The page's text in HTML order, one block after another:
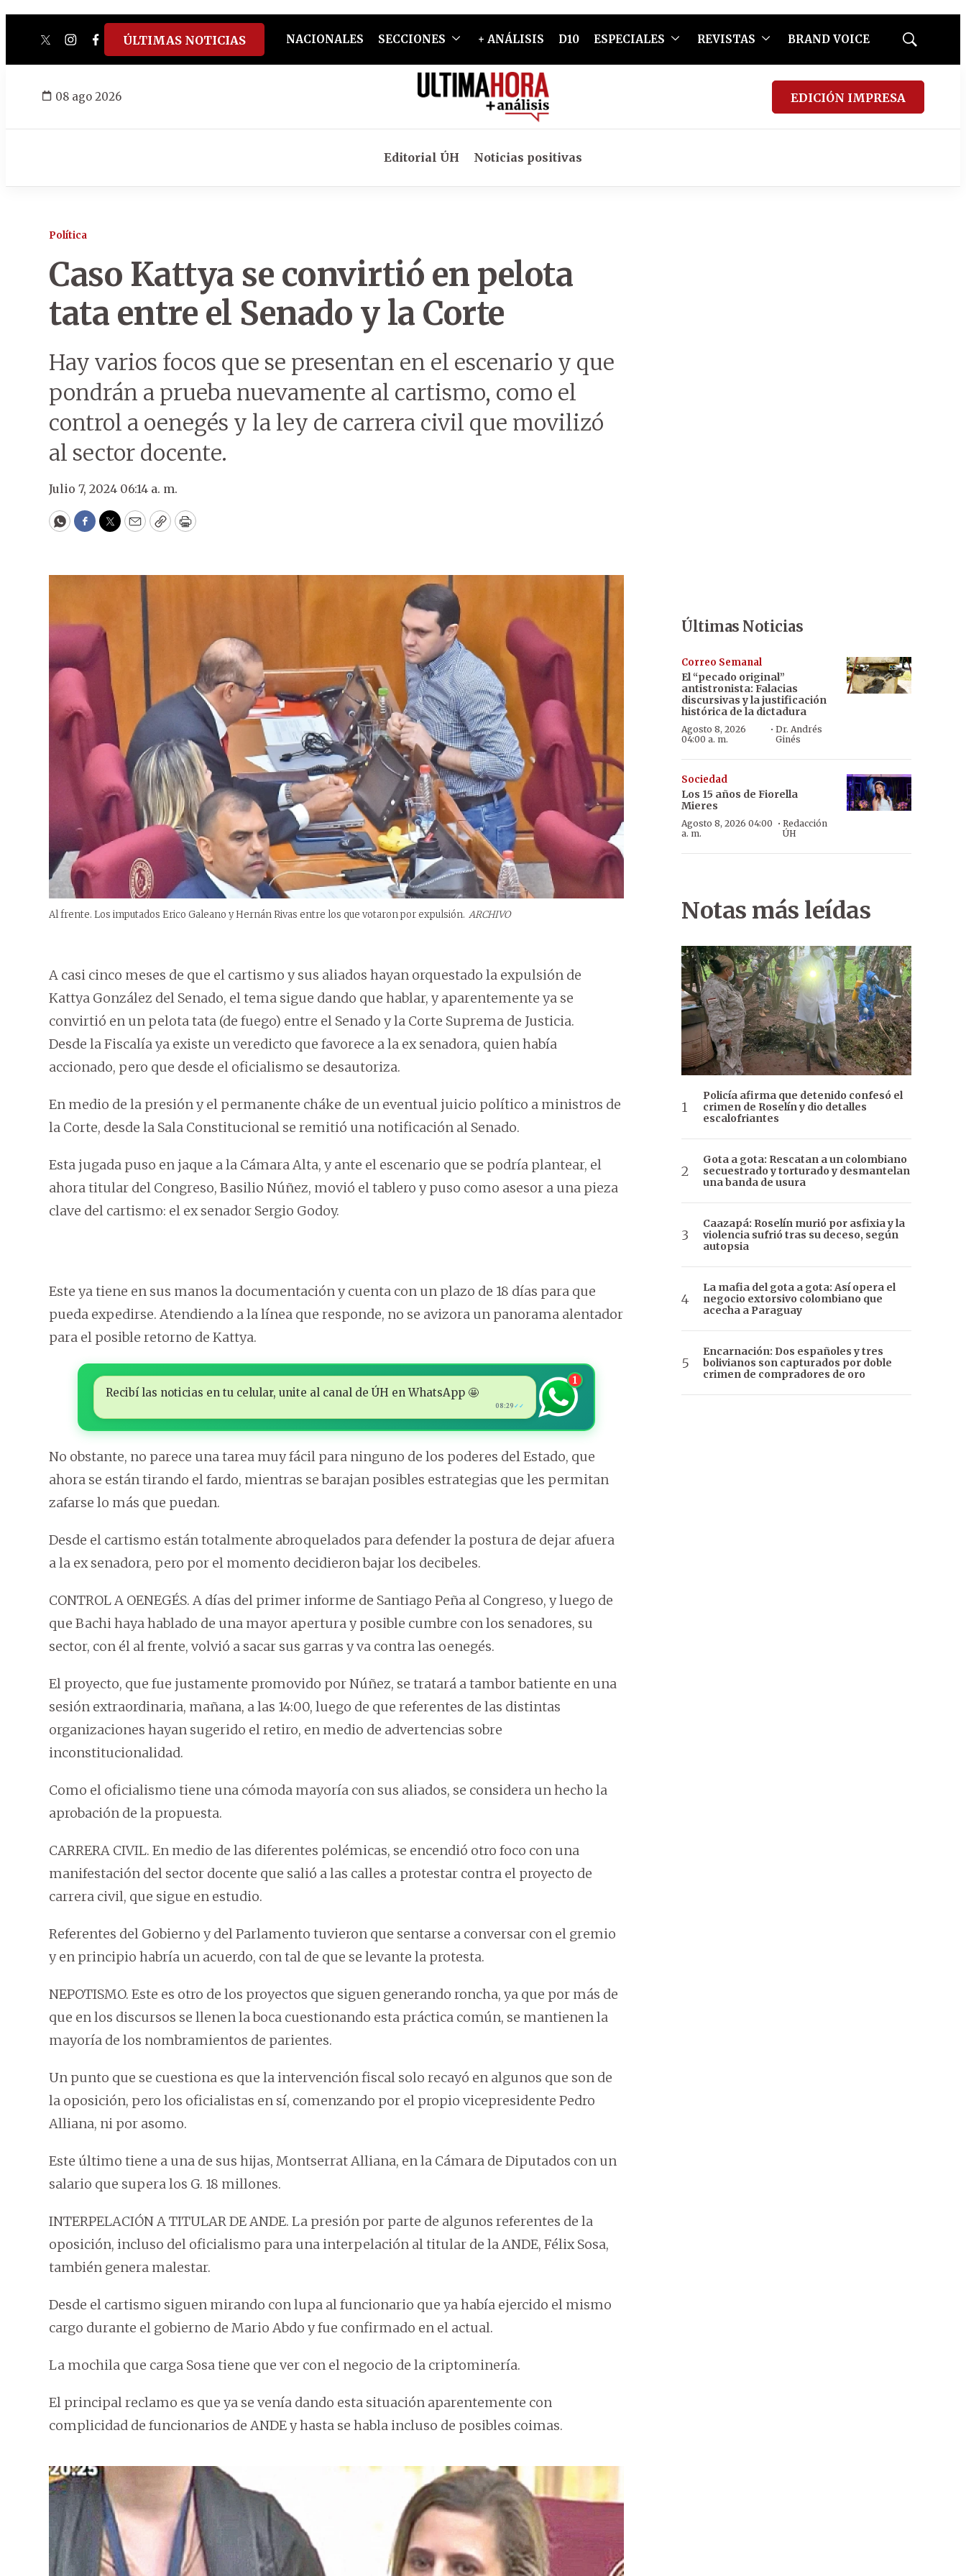
twitterinstagram
facebook
tiktokyoutube
spotify
ÚLTIMAS NOTICIAS NACIONALES SECCIONES + ANÁLISIS D10 ESPECIALES REVISTAS BRAND VOICE
Mostrar
08 ago 2026 EDICIÓN IMPRESA
Editorial ÚH Noticias positivas
Política
Caso Kattya se convirtió en pelota
tata entre el Senado y la Corte
Hay varios focos que se presentan en el escenario y que
pondrán a prueba nuevamente al cartismo, como el
control a oenegés y la ley de carrera civil que movilizó
al sector docente.
Julio 7, 2024 06:14 a. m.
WhatsApp
Facebook
Twitter
EmailCopyPrint
Al frente. Los imputados Erico Galeano y Hernán Rivas entre los que votaron por expulsión. ARCHIVO
A casi cinco meses de que el cartismo y sus aliados hayan orquestado la expulsión de
Kattya González del Senado, el tema sigue dando que hablar, y aparentemente ya se
convirtió en un pelota tata (de fuego) entre el Senado y la Corte Suprema de Justicia.
Desde la Fiscalía ya existe un veredicto que favorece a la ex senadora, quien había
accionado, pero que desde el oficialismo se desautoriza.
En medio de la presión y el permanente cháke de un eventual juicio político a ministros de
la Corte, desde la Sala Constitucional se remitió una notificación al Senado.
Esta jugada puso en jaque a la Cámara Alta, y ante el escenario que se podría plantear, el
ahora titular del Congreso, Basilio Núñez, movió el tablero y puso como asesor a una pieza
clave del cartismo: el ex senador Sergio Godoy.
Este ya tiene en sus manos la documentación y cuenta con un plazo de 18 días para que
pueda expedirse. Atendiendo a la línea que responde, no se avizora un panorama alentador
para el posible retorno de Kattya.
Recibí las noticias en tu celular, unite al canal de ÚH en WhatsApp 🤩
08:29 ✓✓
1
No obstante, no parece una tarea muy fácil para ninguno de los poderes del Estado, que
ahora se están tirando el fardo, mientras se barajan posibles estrategias que les permitan
zafarse lo más que puedan.
Desde el cartismo están totalmente abroquelados para defender la postura de dejar afuera
a la ex senadora, pero por el momento decidieron bajar los decibeles.
CONTROL A OENEGÉS. A días del primer informe de Santiago Peña al Congreso, y luego de
que Bachi haya hablado de una mayor apertura y posible cumbre con los senadores, su
sector, con él al frente, volvió a sacar sus garras y va contra las oenegés.
El proyecto, que fue justamente promovido por Núñez, se tratará a tambor batiente en una
sesión extraordinaria, mañana, a las 14:00, luego de que referentes de las distintas
organizaciones hayan sugerido el retiro, en medio de advertencias sobre
inconstitucionalidad.
Como el oficialismo tiene una cómoda mayoría con sus aliados, se considera un hecho la
aprobación de la propuesta.
CARRERA CIVIL. En medio de las diferentes polémicas, se encendió otro foco con una
manifestación del sector docente que salió a las calles a protestar contra el proyecto de
carrera civil, que sigue en estudio.
Referentes del Gobierno y del Parlamento tuvieron que sentarse a conversar con el gremio
y en principio habría un acuerdo, con tal de que se levante la protesta.
NEPOTISMO. Este es otro de los proyectos que siguen generando roncha, ya que por más de
que en los discursos se llenen la boca cuestionando esta práctica común, se mantienen la
mayoría de los nombramientos de parientes.
Un punto que se cuestiona es que la intervención fiscal solo recayó en algunos que son de
la oposición, pero los oficialistas en sí, comenzando por el propio vicepresidente Pedro
Alliana, ni por asomo.
Este último tiene a una de sus hijas, Montserrat Alliana, en la Cámara de Diputados con un
salario que supera los G. 18 millones.
INTERPELACIÓN A TITULAR DE ANDE. La presión por parte de algunos referentes de la
oposición, incluso del oficialismo para una interpelación al titular de la ANDE, Félix Sosa,
también genera malestar.
Desde el cartismo siguen mirando con lupa al funcionario que ya había ejercido el mismo
cargo durante el gobierno de Mario Abdo y fue confirmado en el actual.
La mochila que carga Sosa tiene que ver con el negocio de la criptominería.
El principal reclamo es que ya se venía dando esta situación aparentemente con
complicidad de funcionarios de ANDE y hasta se habla incluso de posibles coimas.
Últimas Noticias
Correo Semanal
El “pecado original”
antistronista: Falacias
discursivas y la justificación
histórica de la dictadura
Agosto 8, 2026
04:00 a. m.
·Dr. Andrés
Ginés
Sociedad
Los 15 años de Fiorella
Mieres
Agosto 8, 2026 04:00
a. m.
· Redacción
ÚH
Notas más leídas
Policía afirma que detenido confesó el
crimen de Roselín y dio detalles
escalofriantes
Gota a gota: Rescatan a un colombiano
secuestrado y torturado y desmantelan
una banda de usura
Caazapá: Roselín murió por asfixia y la
violencia sufrió tras su deceso, según
autopsia
La mafia del gota a gota: Así opera el
negocio extorsivo colombiano que
acecha a Paraguay
Encarnación: Dos españoles y tres
bolivianos son capturados por doble
crimen de compradores de oro